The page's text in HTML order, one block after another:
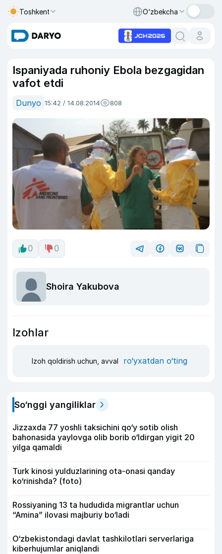
Toshkent O‘zbekcha
Ispaniyada ruhoniy Ebola bezgagidan
vafot etdi
Dunyo 15:42 / 14.08.2014 808
0 0
Shoira Yakubova
Izohlar
Izoh qoldirish uchun, avval ro‘yxatdan o‘ting
So‘nggi yangiliklar
Jizzaxda 77 yoshli taksichini qo‘y sotib olish
bahonasida yaylovga olib borib o‘ldirgan yigit 20
yilga qamaldi
Turk kinosi yulduzlarining ota-onasi qanday
ko‘rinishda? (foto)
Rossiyaning 13 ta hududida migrantlar uchun
“Amina” ilovasi majburiy bo‘ladi
O‘zbekistondagi davlat tashkilotlari serverlariga
kiberhujumlar aniqlandi